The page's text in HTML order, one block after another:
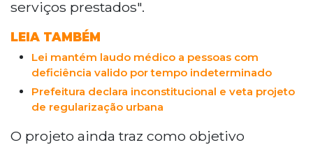
serviços prestados".
LEIA TAMBÉM
Lei mantém laudo médico a pessoas com
deficiência valido por tempo indeterminado
Prefeitura declara inconstitucional e veta projeto
de regularização urbana
O projeto ainda traz como objetivo